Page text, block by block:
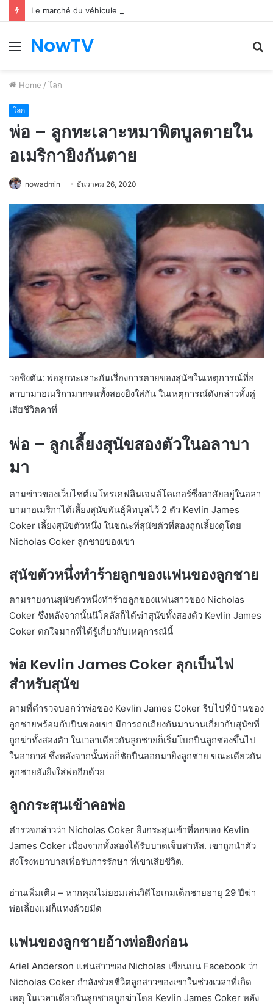
Le marché du véhicule d’occasion en plein essor
Menu
NowTV
Home / โลก
โลก
พ่อ – ลูกทะเลาะหมาพิตบูลตายใน
อเมริกายิงกันตาย
nowadmin ธันวาคม 26, 2020
วอชิงตัน: ​​พ่อลูกทะเลาะกันเรื่องการตายของสุนัขในเหตุการณ์ที่อ
ลาบามาอเมริกามากจนทั้งสองยิงใส่กัน ในเหตุการณ์ดังกล่าวทั้งคู่
เสียชีวิตคาที่
พ่อ – ลูกเลี้ยงสุนัขสองตัวในอลาบา
มา
ตามข่าวของเว็บไซต์เมโทรเคฟลินเจมส์โคเกอร์ซึ่งอาศัยอยู่ในอลา
บามาอเมริกาได้เลี้ยงสุนัขพันธุ์พิทบูลไว้ 2 ตัว Kevlin James
Coker เลี้ยงสุนัขตัวหนึ่ง ในขณะที่สุนัขตัวที่สองถูกเลี้ยงดูโดย
Nicholas Coker ลูกชายของเขา
สุนัขตัวหนึ่งทำร้ายลูกของแฟนของลูกชาย
ตามรายงานสุนัขตัวหนึ่งทำร้ายลูกของแฟนสาวของ Nicholas
Coker ซึ่งหลังจากนั้นนิโคลัสก็ได้ฆ่าสุนัขทั้งสองตัว Kevlin James
Coker ตกใจมากที่ได้รู้เกี่ยวกับเหตุการณ์นี้
พ่อ Kevlin James Coker ลุกเป็นไฟ
สำหรับสุนัข
ตามที่ตำรวจบอกว่าพ่อของ Kevlin James Coker รีบไปที่บ้านของ
ลูกชายพร้อมกับปืนของเขา มีการถกเถียงกันมานานเกี่ยวกับสุนัขที่
ถูกฆ่าทั้งสองตัว ในเวลาเดียวกันลูกชายก็เริ่มโบกปืนลูกซองขึ้นไป
ในอากาศ ซึ่งหลังจากนั้นพ่อก็ชักปืนออกมายิงลูกชาย ขณะเดียวกัน
ลูกชายยังยิงใส่พ่ออีกด้วย
ลูกกระสุนเข้าคอพ่อ
ตำรวจกล่าวว่า Nicholas Coker ยิงกระสุนเข้าที่คอของ Kevlin
James Coker เนื่องจากทั้งสองได้รับบาดเจ็บสาหัส. เขาถูกนำตัว
ส่งโรงพยาบาลเพื่อรับการรักษา ที่เขาเสียชีวิต.
อ่านเพิ่มเติม – หากคุณไม่ยอมเล่นวิดีโอเกมเด็กชายอายุ 29 ปีฆ่า
พ่อเลี้ยงแม่ก็แทงด้วยมีด
แฟนของลูกชายอ้างพ่อยิงก่อน
Ariel Anderson แฟนสาวของ Nicholas เขียนบน Facebook ว่า
Nicholas Coker กำลังช่วยชีวิตลูกสาวของเขาในช่วงเวลาที่เกิด
เหตุ ในเวลาเดียวกันลูกชายถูกฆ่าโดย Kevlin James Coker หลัง